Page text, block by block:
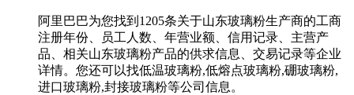
阿里巴巴为您找到1205条关于山东玻璃粉生产商的工商
注册年份、员工人数、年营业额、信用记录、主营产
品、相关山东玻璃粉产品的供求信息、交易记录等企业
详情。您还可以找低温玻璃粉,低熔点玻璃粉,硼玻璃粉,
进口玻璃粉,封接玻璃粉等公司信息。